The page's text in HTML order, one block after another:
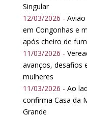
Singular
12/03/2026 -
em Congonhas e
após cheiro de
11/03/2026 -
avanços, desafios
mulheres
11/03/2026 - Ao
confirma Casa da
Grande